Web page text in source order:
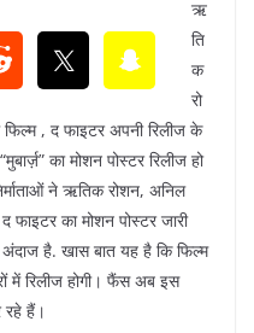
ऋ
ति
क
रो
, द फाइटर अपनी रिलीज के
का मोशन पोस्टर रिलीज हो
ने ऋतिक रोशन, अनिल
फाइटर का मोशन पोस्टर जारी
है. खास बात यह है कि फिल्म
में रिलीज होगी। फैंस अब इस
रहे हैं।